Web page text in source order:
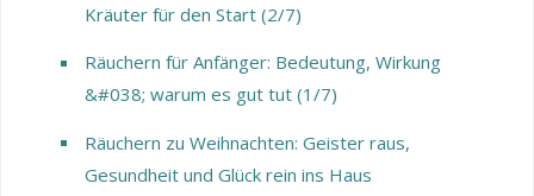
Kräuter für den Start (2/7)
Räuchern für Anfänger: Bedeutung, Wirkung
&#038; warum es gut tut (1/7)
Räuchern zu Weihnachten: Geister raus,
Gesundheit und Glück rein ins Haus